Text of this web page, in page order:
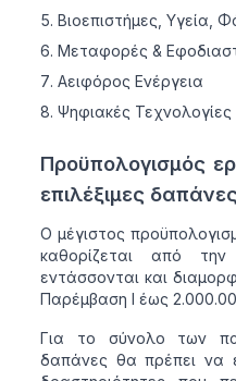
Βιοεπιστήμες, Υγεία,
Μεταφορές &
Αειφόρος Ενέργεια
Ψηφιακές Τεχνολογίες
Προϋπολογισμός
επιλέξιμες δαπάνες
Ο μέγιστος
καθορίζεται από
εντάσσονται και
Παρέμβαση Ι έως
Για το σύνολο των
δαπάνες θα πρέπει να